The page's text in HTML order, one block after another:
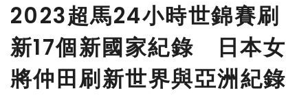
2023超馬24小時世錦賽刷
新17個新國家紀錄 日本女
將仲田刷新世界與亞洲紀錄